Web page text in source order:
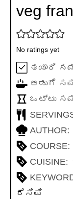
veg
No ratings yet
ತಯಾರಿ
ಅಡುಗೆ
ಒಟ್ಟು
AUTHOR:
COURSE:
CUISINE:
ರೆಸಿಪಿ